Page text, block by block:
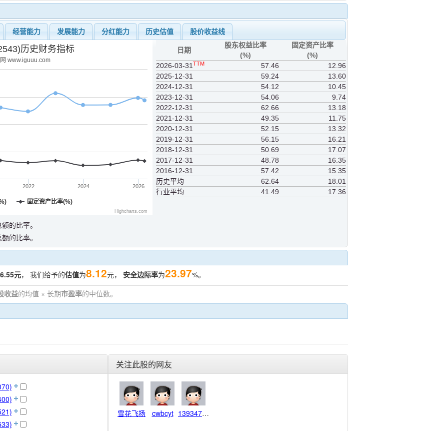
经营能力 发展能力 分红能力 历史估值 股价收益线
历史财务指标
www.iguuu.com
固定资产比率(%)
2022 2024 2026
Highcharts.com
日期
股东权益比率
(%)
固定资产比率
(%)
2026-03-31 TTM 57.46
12.96
2025-12-31
59.24
13.60
2024-12-31
54.12
10.45
2023-12-31
54.06
9.74
2022-12-31
62.66
13.18
2021-12-31
49.35
11.75
2020-12-31
52.15
13.32
2019-12-31
56.15
16.21
2018-12-31
50.69
17.07
2017-12-31
48.78
16.35
2016-12-31
57.42
15.35
历史平均
62.64
18.01
行业平均
41.49 17.36
的比率。
的比率。
6.55元， 我们给予的估值为8.12元， 安全边际率为23.97%。
收益的均值 × 长期市盈率的中位数。
关注此股的网友
雪花飞扬 cwbcyt 13934705977